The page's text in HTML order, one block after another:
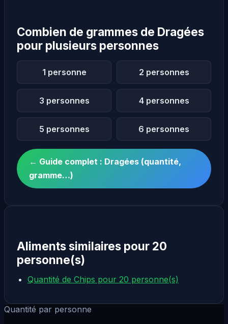
Combien de grammes de Dragées
pour plusieurs personnes
1 personne 2 personnes
3 personnes 4 personnes
5 personnes 6 personnes
← Guide complet : Dragées (quantité,
gramme…)
Aliments similaires pour 20
personne(s)
Quantité de Chips pour 20 personne(s)
Quantité par personne